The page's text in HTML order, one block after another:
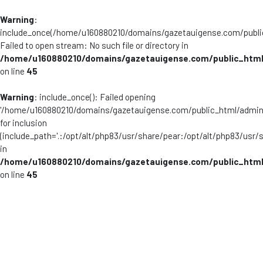
Warning:
include_once(/home/u160880210/domains/gazetauigense.com/
Failed to open stream: No such file or directory in
/home/u160880210/domains/gazetauigense.com/
on line 45
Warning: include_once(): Failed opening
'/home/u160880210/domains/gazetauigense.com/public_html/
for inclusion
(include_path='.:/opt/alt/php83/usr/share/pear:/opt/alt/php83/
in
/home/u160880210/domains/gazetauigense.com/
on line 45